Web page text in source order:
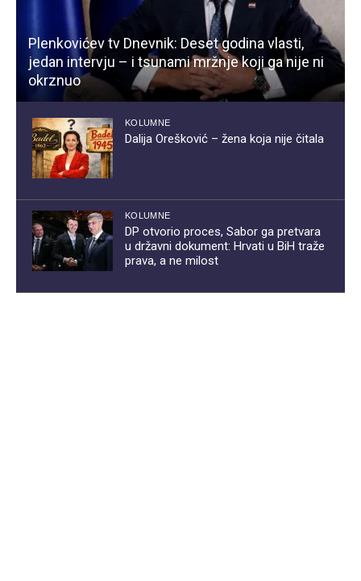
Plenkovićev tv Dnevnik: Deset godina vlasti,
jedan intervju – i tsunami mržnje koji ga nije ni
okrznuo
KOLUMNE
Dalija Orešković – žena koja nije čitala
KOLUMNE
DP otvorio proces, Sabor ga pretvara
u državni dokument: Hrvati u BiH traže
prava, a ne milost